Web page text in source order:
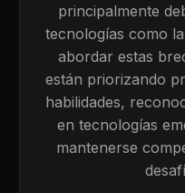
principalmente
tecnologías como
abordar estas
están priorizando
habilidades,
en tecnologías
mantenerse